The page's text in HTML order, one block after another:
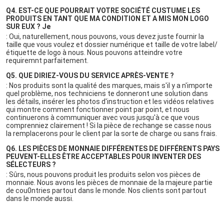
Q4. EST-CE QUE POURRAIT VOTRE SOCIÉTÉ CUSTUME LES
PRODUITS EN TANT QUE MA CONDITION ET A MIS MON LOGO
SUR EUX ? Je
: Oui, naturellement, nous pouvons, vous devez juste fournir la
taille que vous voulez et dossier numérique et taille de votre label/
étiquette de logo à nous. Nous pouvons atteindre votre
requiremnt parfaitement.
Q5. QUE DIRIEZ-VOUS DU SERVICE APRÈS-VENTE ?
: Nos produits sont la qualité des marques, mais s'il y a n'importe
quel problème, nos techniciens te donneront une solution dans
les détails, insérer les photos d'instruction et les vidéos relatives
qui montre comment fonctionner point par point, et nous
continuerons à communiquer avec vous jusqu'à ce que vous
comprenniez clairement ! Si la pièce de rechange se casse nous
la remplacerons pour le client par la sorte de charge ou sans frais.
Q6. LES PIÈCES DE MONNAIE DIFFÉRENTES DE DIFFÉRENTS PAYS
PEUVENT-ELLES ÊTRE ACCEPTABLES POUR INVENTER DES
SÉLECTEURS ?
: Sûrs, nous pouvons produit les produits selon vos pièces de
monnaie. Nous avons les pièces de monnaie de la majeure partie
de cou0ntries partout dans le monde. Nos clients sont partout
dans le monde aussi.